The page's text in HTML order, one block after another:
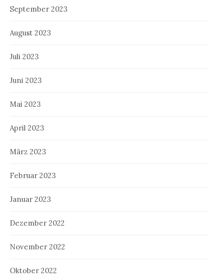
September 2023
August 2023
Juli 2023
Juni 2023
Mai 2023
April 2023
März 2023
Februar 2023
Januar 2023
Dezember 2022
November 2022
Oktober 2022